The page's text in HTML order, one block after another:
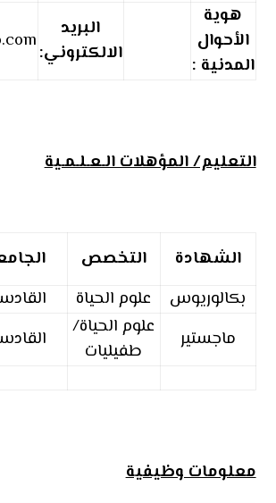
هوية
الأحوال
المدنية :
البريد
الالكتروني:
التعليم/ المؤهلات الـعـلـمـية
الشهادة التخصص
بكالوريوس
علوم الحياة
ماجستير
علوم الحياة/
طفيليات
معلومات وظيفية